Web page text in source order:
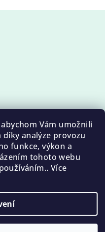
Vám umožnili
analýze provozu
funkce, výkon a
tohoto webu
Více
a kosmetika
vyhrazena.